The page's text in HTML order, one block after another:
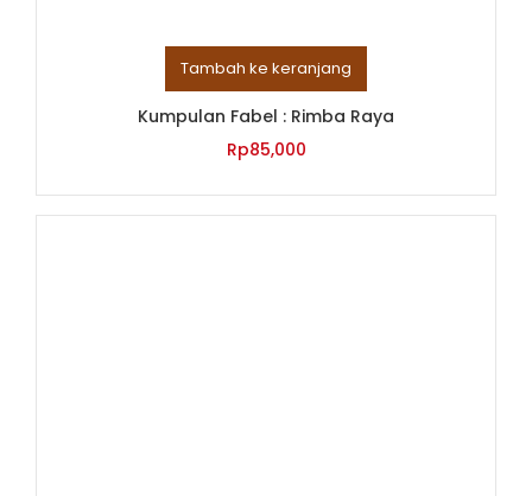
Tambah ke keranjang
Kumpulan Fabel : Rimba Raya
Rp85,000